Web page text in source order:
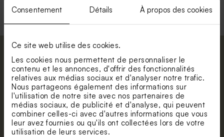
Consentement Détails À propos des cookies
Ce site web utilise des cookies.
Les cookies nous permettent de personnaliser le
contenu et les annonces, d'offrir des fonctionnalités
relatives aux médias sociaux et d'analyser notre trafic.
Nous partageons également des informations sur
l'utilisation de notre site avec nos partenaires de
médias sociaux, de publicité et d'analyse, qui peuvent
combiner celles-ci avec d'autres informations que vous
leur avez fournies ou qu'ils ont collectées lors de votre
utilisation de leurs services.
Abonnez-vous à la newsletter et restez
informé. Petite surprise : bénéficiez de 5%
de réduction.
Prénom
E-mail